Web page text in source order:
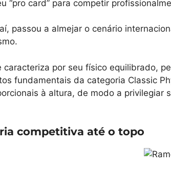
“pro card” para competir
passou a almejar o cenário
caracteriza por seu físico equilibrado,
fundamentais da categoria Classic
à altura, de modo a privilegiar
competitiva até o topo